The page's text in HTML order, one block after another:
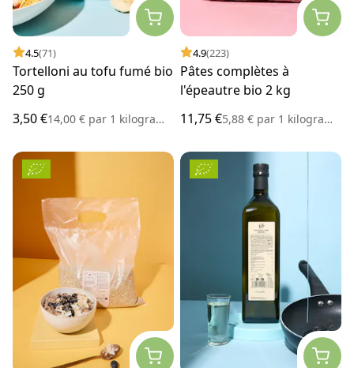
4.5(71)
Tortelloni au tofu fumé bio
250 g
3,50 €14,00 € par 1 kilogramme
4.9(223)
Pâtes complètes à
l'épeautre bio 2 kg
11,75 €5,88 € par 1 kilogramme